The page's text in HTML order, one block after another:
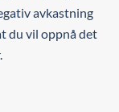
avkastning
du vil oppnå det